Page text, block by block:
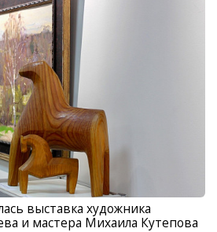
выставка художника
и мастера Михаила Кутепова